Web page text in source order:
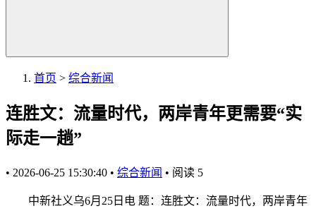
首页 > 综合新闻
连胜文：流量时代，两岸青年更需要“实
际走一趟”
• 2026-06-25 15:30:40 • 综合新闻 • 阅读 5
中新社义乌6月25日电 题：连胜文：流量时代，两岸青年